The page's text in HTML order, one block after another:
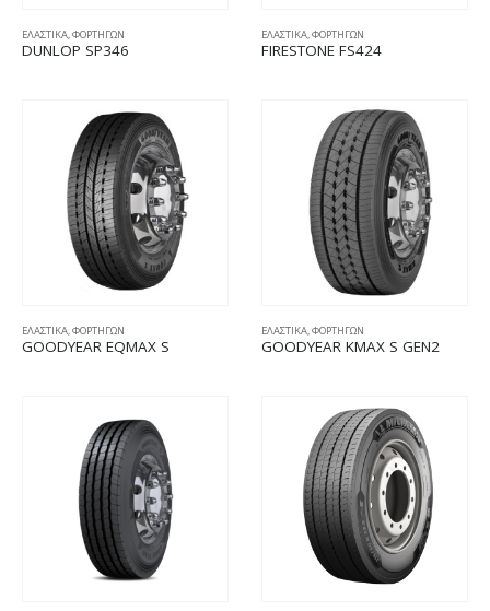
ΕΛΑΣΤΙΚΑ,ΦΟΡΤΗΓΩΝ
DUNLOP SP346
ΕΛΑΣΤΙΚΑ,ΦΟΡΤΗΓΩΝ
FIRESTONE FS424
ΕΛΑΣΤΙΚΑ,ΦΟΡΤΗΓΩΝ
GOODYEAR EQMAX S
ΕΛΑΣΤΙΚΑ,ΦΟΡΤΗΓΩΝ
GOODYEAR KMAX S GEN2